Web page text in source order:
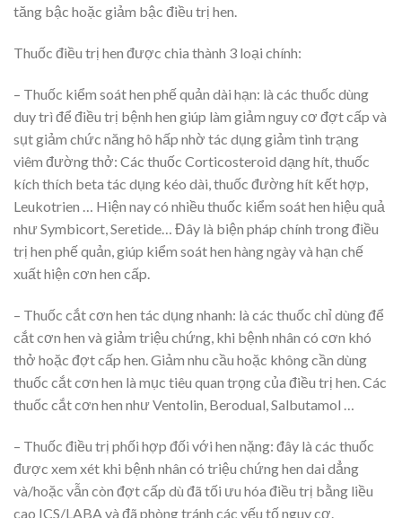
tăng bậc hoặc giảm bậc điều trị hen.
Thuốc điều trị hen được chia thành 3 loại chính:
– Thuốc kiểm soát hen phế quản dài hạn: là các thuốc dùng
duy trì để điều trị bệnh hen giúp làm giảm nguy cơ đợt cấp và
sụt giảm chức năng hô hấp nhờ tác dụng giảm tình trạng
viêm đường thở: Các thuốc Corticosteroid dạng hít, thuốc
kích thích beta tác dụng kéo dài, thuốc đường hít kết hợp,
Leukotrien … Hiện nay có nhiều thuốc kiểm soát hen hiệu quả
như Symbicort, Seretide… Đây là biện pháp chính trong điều
trị hen phế quản, giúp kiểm soát hen hàng ngày và hạn chế
xuất hiện cơn hen cấp.
– Thuốc cắt cơn hen tác dụng nhanh: là các thuốc chỉ dùng để
cắt cơn hen và giảm triệu chứng, khi bệnh nhân có cơn khó
thở hoặc đợt cấp hen. Giảm nhu cầu hoặc không cần dùng
thuốc cắt cơn hen là mục tiêu quan trọng của điều trị hen. Các
thuốc cắt cơn hen như Ventolin, Berodual, Salbutamol …
– Thuốc điều trị phối hợp đối với hen nặng: đây là các thuốc
được xem xét khi bệnh nhân có triệu chứng hen dai dẳng
và/hoặc vẫn còn đợt cấp dù đã tối ưu hóa điều trị bằng liều
cao ICS/LABA và đã phòng tránh các yếu tố nguy cơ.